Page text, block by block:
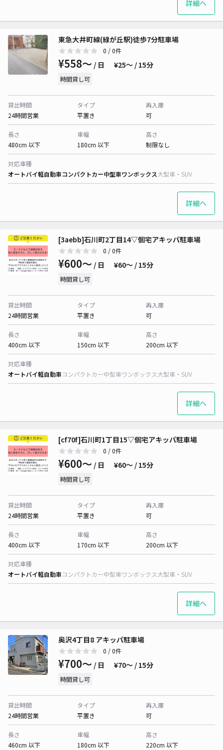
詳細へ
東急大井町線(緑が丘駅)徒歩7分駐車場
0 / 0件
¥558〜 / 日 ¥25〜 / 15分
時間貸し可
貸出時間
24時間営業
タイプ
平置き
再入庫
可
長さ
480cm 以下
車幅
180cm 以下
高さ
制限なし
対応車種
オートバイ軽自動車コンパクトカー中型車ワンボックス大型車・SUV
詳細へ
[3aebb]石川町2丁目14▽個宅アキッパ駐車場
0 / 0件
¥600〜 / 日 ¥60〜 / 15分
時間貸し可
貸出時間
24時間営業
タイプ
平置き
再入庫
可
長さ
400cm 以下
車幅
150cm 以下
高さ
200cm 以下
対応車種
オートバイ軽自動車コンパクトカー中型車ワンボックス大型車・SUV
詳細へ
[cf70f]石川町1丁目15▽個宅アキッパ駐車場
0 / 0件
¥600〜 / 日 ¥60〜 / 15分
時間貸し可
貸出時間
24時間営業
タイプ
平置き
再入庫
可
長さ
400cm 以下
車幅
170cm 以下
高さ
200cm 以下
対応車種
オートバイ軽自動車コンパクトカー中型車ワンボックス大型車・SUV
詳細へ
奥沢4丁目8 アキッパ駐車場
0 / 0件
¥700〜 / 日 ¥70〜 / 15分
時間貸し可
貸出時間
24時間営業
タイプ
平置き
再入庫
可
長さ
460cm 以下
車幅
180cm 以下
高さ
220cm 以下